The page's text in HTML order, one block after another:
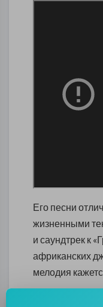
Его песни
жизненными
и саундтрек к
африканских
мелодия